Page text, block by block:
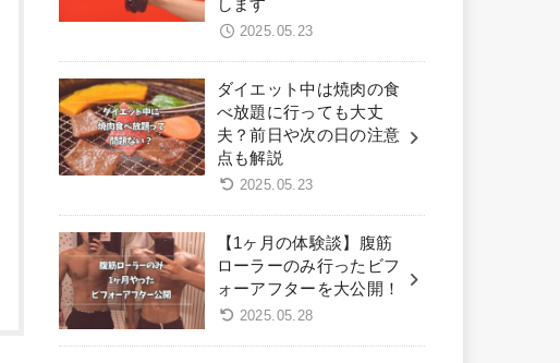
します
2025.05.23
ダイエット中は焼肉の食
べ放題に行っても大丈
夫？前日や次の日の注意
点も解説
2025.05.23
【1ヶ月の体験談】腹筋
ローラーのみ行ったビフ
ォーアフターを大公開！
2025.05.28